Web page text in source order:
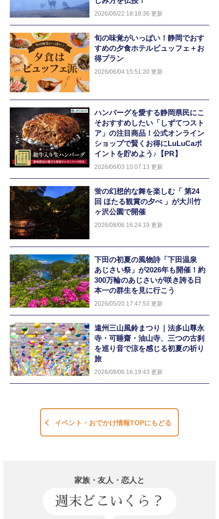
2026/06/22 18:18:36 更新
旬の味覚がいっぱい！静岡でおす
すめの夕食ホテルビュッフェ＋お
得プラン
2026/06/04 15:51:20 更新
ハンバーグを愛する静岡県民にこ
そおすすめしたい「しずてつスト
ア」の注目商品！公式オンライン
ショップで賢くお得にLuLuCaポ
イントを貯めよう♪【PR】
2026/06/03 10:07:13 更新
蛍の幻想的な舞を楽しむ「 第24
回 ほたる観賞の夕べ 」が大川竹
ヶ沢公園で開催
2026/08/06 16:24:19 更新
下田の初夏の風物詩「下田温泉
あじさい祭」が2026年も開催！約
300万輪のあじさいが咲き誇る日
本一の群生を見に行こう
2026/05/20 17:47:53 更新
遠州三山風鈴まつり｜法多山尊永
寺・可睡齋・油山寺、三つの古刹
を巡り音で涼を感じる初夏の祈り
旅
2026/08/06 16:19:43 更新
イベント・おでかけ情報TOPにもどる
家族・友人・恋人と
週末どこいくら？